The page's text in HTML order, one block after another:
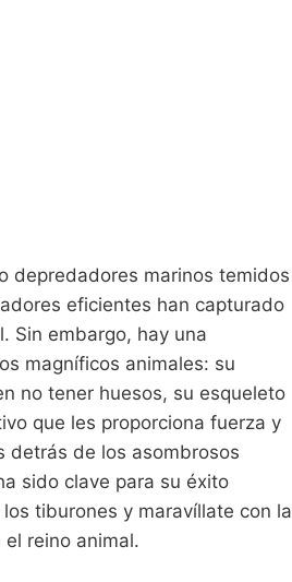
depredadores marinos temidos
eficientes han capturado
Sin embargo, hay una
magníficos animales: su
no tener huesos, su esqueleto
que les proporciona fuerza y
detrás de los asombrosos
sido clave para su éxito
tiburones y maravíllate con la
reino animal.